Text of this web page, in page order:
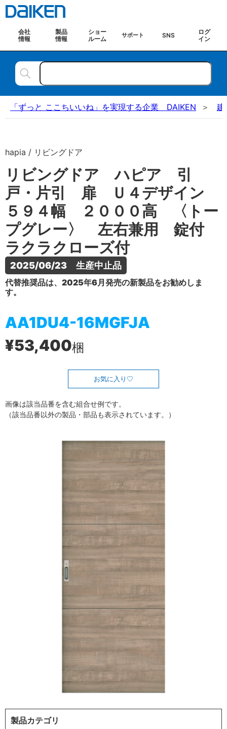
会社
情報
製品
情報
ショー
ルーム
サポート SNS
ログ
イン
「ずっと ここちいいね」を実現する企業 DAIKEN 建
hapia / リビングドア
リビングドア ハピア 引
戸・片引 扉 Ｕ４デザイン
５９４幅 ２０００高 〈トー
プグレー〉 左右兼用 錠付
ラクラクローズ付
2025/06/23　生産中止品
代替推奨品は、2025年6月発売の新製品をお勧めしま
す。
AA1DU4-16MGFJA
¥53,400梱
お気に入り
画像は該当品番を含む組合せ例です。
（該当品番以外の製品・部品も表示されています。）
製品カテゴリ